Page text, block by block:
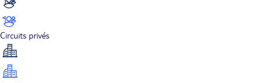
Circuits privés